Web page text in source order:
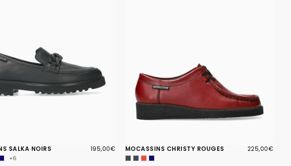
SALKA NOIRS 195,00€
PRIX
195,00€
+6
MOCASSINS CHRISTY ROUGES 225,00€
PRIX
225,00€